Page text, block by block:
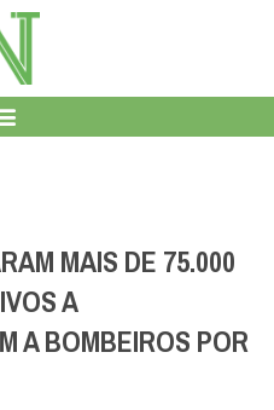
MAIS DE 75.000
A
A BOMBEIROS POR